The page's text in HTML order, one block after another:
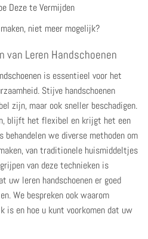
Deze te Vermijden
niet meer mogelijk?
van Leren Handschoenen
is essentieel voor het
Stijve handschoenen
zijn, maar ook sneller beschadigen.
blijft het flexibel en krijgt het een
behandelen we diverse methoden om
van traditionele huismiddeltjes
van deze technieken is
uw leren handschoenen er goed
We bespreken ook waarom
is en hoe u kunt voorkomen dat uw